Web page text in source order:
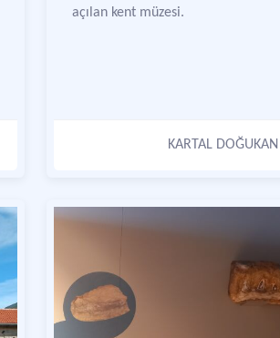
açılan kent müzesi.
KARTAL DOĞUKAN